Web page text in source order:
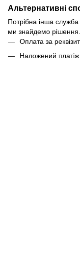
Альтернативні
Потрібна інша
ми знайдемо рішення.
Оплата за
Наложений платіж